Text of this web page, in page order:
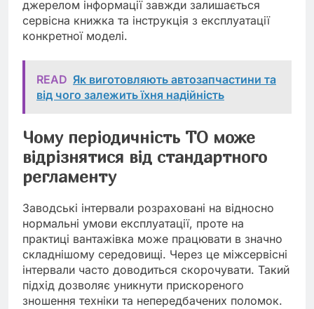
джерелом інформації завжди залишається
сервісна книжка та інструкція з експлуатації
конкретної моделі.
READ Як виготовляють автозапчастини та
від чого залежить їхня надійність
Чому періодичність ТО може
відрізнятися від стандартного
регламенту
Заводські інтервали розраховані на відносно
нормальні умови експлуатації, проте на
практиці вантажівка може працювати в значно
складнішому середовищі. Через це міжсервісні
інтервали часто доводиться скорочувати. Такий
підхід дозволяє уникнути прискореного
зношення техніки та непередбачених поломок.